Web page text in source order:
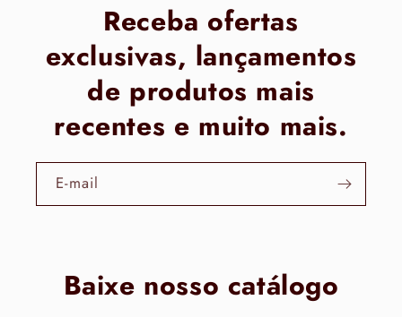
Receba ofertas
exclusivas, lançamentos
de produtos mais
recentes e muito mais.
E-mail
Baixe nosso catálogo